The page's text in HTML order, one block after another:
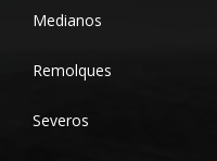
Medianos
Remolques
Severos